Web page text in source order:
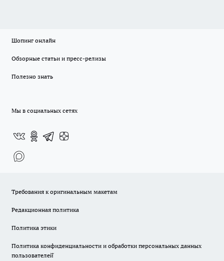
Шопинг онлайн
Обзорные статьи и пресс-релизы
Полезно знать
Мы в социальных сетях
Требования к оригинальным макетам
Редакционная политика
Политика этики
Политика конфиденциальности и обработки персональных данных
пользователей̆